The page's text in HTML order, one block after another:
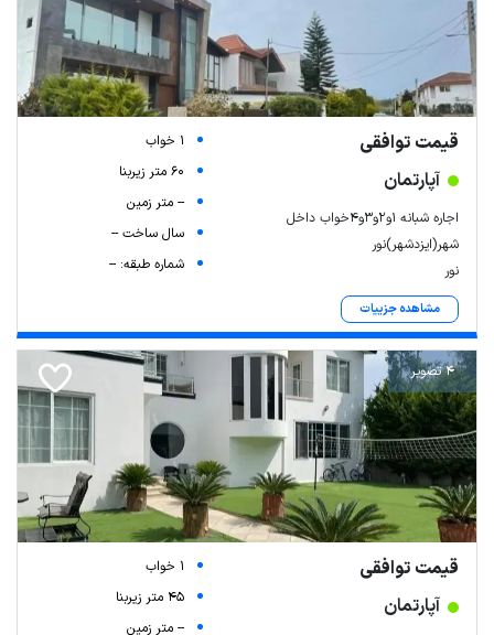
قیمت توافقی
آپارتمان
اجاره شبانه ۱و۲و۳و۴خواب داخل
شهر(ایزدشهر)نور
نور
مشاهده جزییات
1 خواب
60 متر زیربنا
-- متر زمین
سال ساخت --
شماره طبقه: --
4 تصویر
قیمت توافقی
آپارتمان
1 خواب
45 متر زیربنا
-- متر زمین